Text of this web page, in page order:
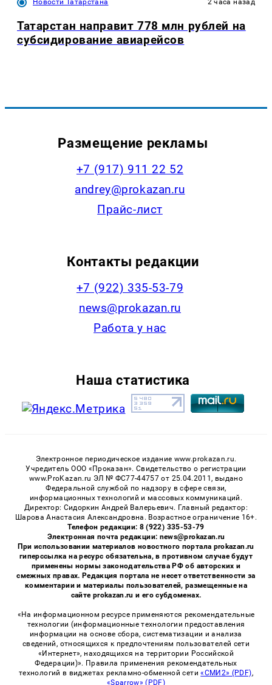
Новости Татарстана 2 часа назад
Татарстан направит 778 млн рублей на
субсидирование авиарейсов
Размещение рекламы
+7 (917) 911 22 52
andrey@prokazan.ru
Прайс-лист
Контакты редакции
+7 (922) 335-53-79
news@prokazan.ru
Работа у нас
Наша статистика
Электронное периодическое издание www.prokazan.ru.
Учредитель ООО «Проказан». Cвидетельство о регистрации
www.ProKazan.ru ЭЛ № ФС77-44757 от 25.04.2011, выдано
Федеральной службой по надзору в сфере связи,
информационных технологий и массовых коммуникаций.
Директор: Сидоркин Андрей Валерьевич. Главный редактор:
Шарова Анастасия Александровна. Возрастное ограничение 16+.
Телефон редакции: 8 (922) 335-53-79
Электронная почта редакции: news@prokazan.ru
При использовании материалов новостного портала prokazan.ru
гиперссылка на ресурс обязательна, в противном случае будут
применены нормы законодательства РФ об авторских и
смежных правах. Редакция портала не несет ответственности за
комментарии и материалы пользователей, размещенные на
сайте prokazan.ru и его субдоменах.
«На информационном ресурсе применяются рекомендательные
технологии (информационные технологии предоставления
информации на основе сбора, систематизации и анализа
сведений, относящихся к предпочтениям пользователей сети
«Интернет», находящихся на территории Российской
Федерации)». Правила применения рекомендательных
технологий в виджетах рекламно-обменной сети«СМИ2» (PDF),
«Sparrow» (PDF)